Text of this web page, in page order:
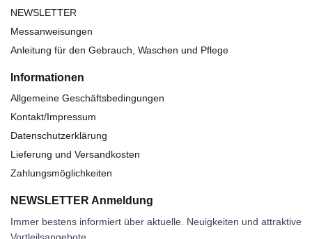
NEWSLETTER
Messanweisungen
Anleitung für den Gebrauch, Waschen und Pflege
Informationen
Allgemeine Geschäftsbedingungen
Kontakt/Impressum
Datenschutzerklärung
Lieferung und Versandkosten
Zahlungsmöglichkeiten
NEWSLETTER Anmeldung
Immer bestens informiert über aktuelle. Neuigkeiten und attraktive
Vortleilsangebote.